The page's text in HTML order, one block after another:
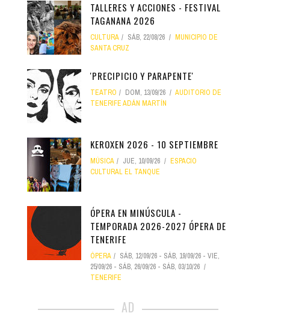
TALLERES Y ACCIONES - FESTIVAL
TAGANANA 2026
CULTURA SÁB, 22/08/26
MUNICIPIO DE
SANTA CRUZ
'PRECIPICIO Y PARAPENTE'
TEATRO DOM, 13/09/26
AUDITORIO DE
TENERIFE ADÁN MARTÍN
KEROXEN 2026 - 10 SEPTIEMBRE
MÚSICA JUE, 10/09/26
ESPACIO
CULTURAL EL TANQUE
ÓPERA EN MINÚSCULA -
TEMPORADA 2026-2027 ÓPERA DE
TENERIFE
ÓPERA SÁB, 12/09/26 - SÁB, 19/09/26 - VIE,
25/09/26 - SÁB, 26/09/26 - SÁB, 03/10/26
TENERIFE
AD